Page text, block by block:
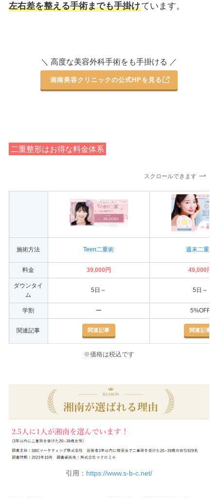
左右差を整える手術までも手掛けています。
＼ 高度な美容外科手術をも手掛ける ／
湘南美容クリニックの公式HPを見る
二重整形はお得な料金体系
スクロールできます
施術方法 Teen二重術 週末二重術
料金 39,000円 49,000円
ダウンタイ
ム
5日～ 5日～
学割 ー 5%OFF
関連記事 関連記事 関連記事
※価格は税込です
引用： https://www.s-b-c.net/